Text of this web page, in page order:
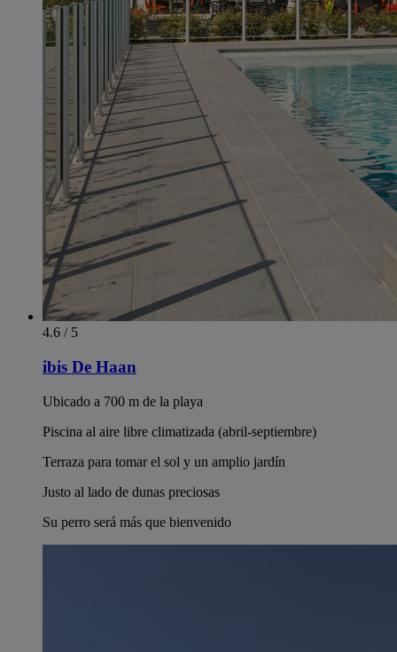
4.6 / 5
ibis De Haan
Ubicado a 700 m de la playa
Piscina al aire libre climatizada (abril-septiembre)
Terraza para tomar el sol y un amplio jardín
Justo al lado de dunas preciosas
Su perro será más que bienvenido